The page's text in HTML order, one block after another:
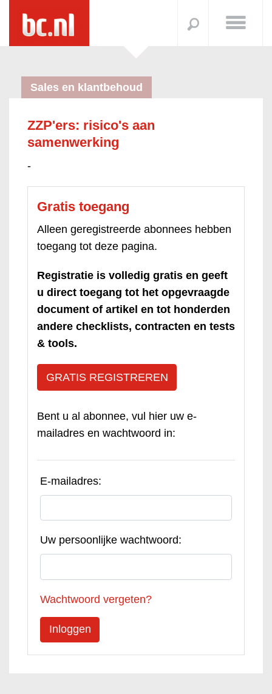
Sales en klantbehoud
ZZP'ers: risico's aan
samenwerking
-
Gratis toegang
Alleen geregistreerde abonnees hebben
toegang tot deze pagina.
Registratie is volledig gratis en geeft
u direct toegang tot het opgevraagde
document of artikel en tot honderden
andere checklists, contracten en tests
& tools.
GRATIS REGISTREREN
Bent u al abonnee, vul hier uw e-
mailadres en wachtwoord in:
E-mailadres:
Uw persoonlijke wachtwoord:
Wachtwoord vergeten?